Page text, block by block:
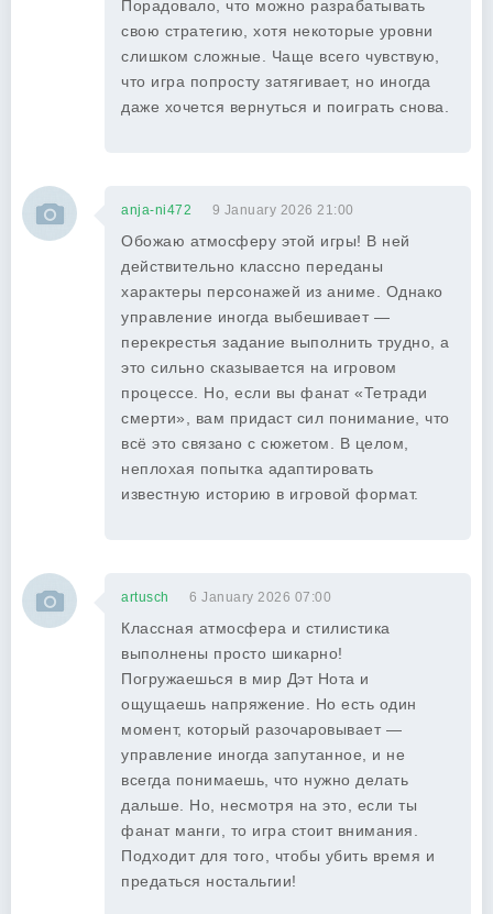
Порадовало, что можно разрабатывать
свою стратегию, хотя некоторые уровни
слишком сложные. Чаще всего чувствую,
что игра попросту затягивает, но иногда
даже хочется вернуться и поиграть снова.
anja-ni472 9 January 2026 21:00
Обожаю атмосферу этой игры! В ней
действительно классно переданы
характеры персонажей из аниме. Однако
управление иногда выбешивает —
перекрестья задание выполнить трудно, а
это сильно сказывается на игровом
процессе. Но, если вы фанат «Тетради
смерти», вам придаст сил понимание, что
всё это связано с сюжетом. В целом,
неплохая попытка адаптировать
известную историю в игровой формат.
artusch 6 January 2026 07:00
Классная атмосфера и стилистика
выполнены просто шикарно!
Погружаешься в мир Дэт Нота и
ощущаешь напряжение. Но есть один
момент, который разочаровывает —
управление иногда запутанное, и не
всегда понимаешь, что нужно делать
дальше. Но, несмотря на это, если ты
фанат манги, то игра стоит внимания.
Подходит для того, чтобы убить время и
предаться ностальгии!